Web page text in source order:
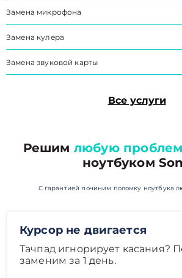
Замена микрофона
Замена кулера
Замена звуковой карты
Все услуги
Решим любую
ноутбуком
С гарантией починим поломку ноутбука
Курсор не двигается
Тачпад игнорирует касания?
заменим за 1 день.